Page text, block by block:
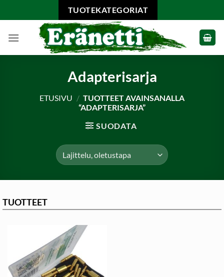
to
TUOTEKATEGORIAT
Adapterisarja
ETUSIVU / TUOTTEET AVAINSANALLA
“ADAPTERISARJA”
SUODATA
TUOTTEET